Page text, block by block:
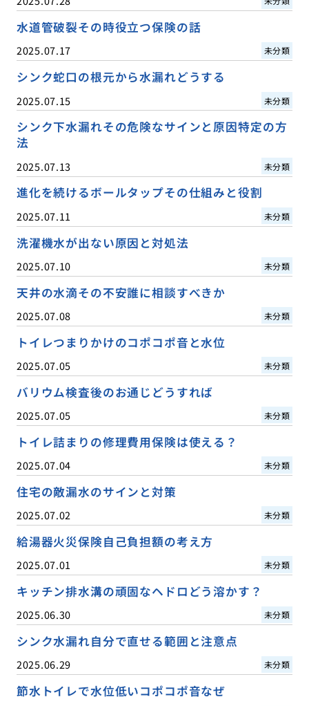
水道管破裂その時役立つ保険の話
2025.07.17 未分類
シンク蛇口の根元から水漏れどうする
2025.07.15 未分類
シンク下水漏れその危険なサインと原因特定の方
法
2025.07.13 未分類
進化を続けるボールタップその仕組みと役割
2025.07.11 未分類
洗濯機水が出ない原因と対処法
2025.07.10 未分類
天井の水滴その不安誰に相談すべきか
2025.07.08 未分類
トイレつまりかけのコポコポ音と水位
2025.07.05 未分類
バリウム検査後のお通じどうすれば
2025.07.05 未分類
トイレ詰まりの修理費用保険は使える？
2025.07.04 未分類
住宅の敵漏水のサインと対策
2025.07.02 未分類
給湯器火災保険自己負担額の考え方
2025.07.01 未分類
キッチン排水溝の頑固なヘドロどう溶かす？
2025.06.30 未分類
シンク水漏れ自分で直せる範囲と注意点
2025.06.29 未分類
節水トイレで水位低いコポコポ音なぜ